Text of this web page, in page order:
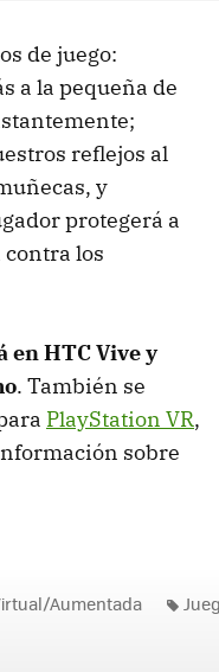
de juego:
a la pequeña de
reflejos al
y
protegerá a
los
en HTC Vive y
. También se
PlayStation VR,
sobre
Aumentada